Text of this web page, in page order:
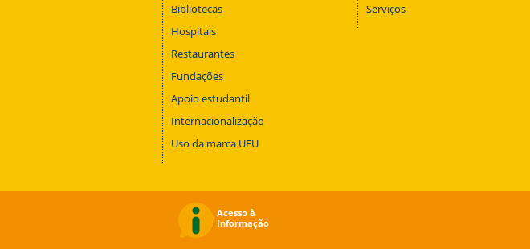
Bibliotecas
Hospitais
Restaurantes
Fundações
Apoio estudantil
Internacionalização
Uso da marca UFU
Serviços